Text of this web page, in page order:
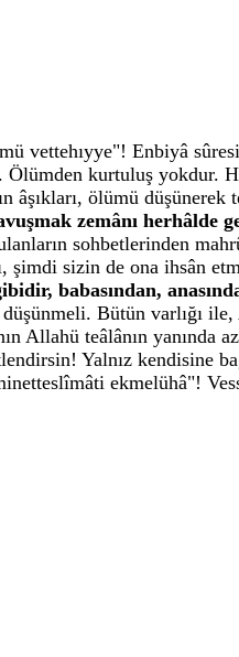
vettehıyye"! Enbiyâ
kurtuluş yokdur.
ölümü
zemânı herhâlde
sohbetlerinden
sizin de ona ihsân
babasından,
Bütün varlığı ile,
Allahü teâlânın
Yalnız kendisine
ekmelühâ"!